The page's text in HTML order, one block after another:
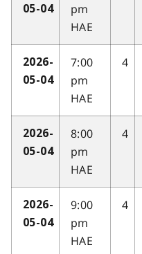
05-04
pm
HAE
2026-
05-04
7:00
pm
HAE
4
2026-
05-04
8:00
pm
HAE
4
2026-
05-04
9:00
pm
HAE
4